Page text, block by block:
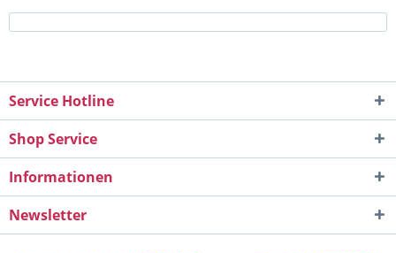
Service Hotline
Shop Service
Informationen
Newsletter